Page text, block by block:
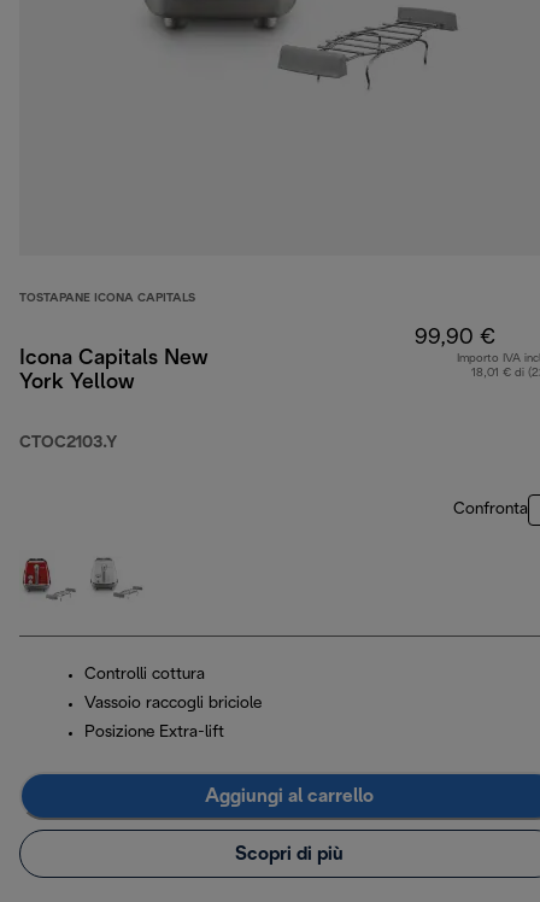
TOSTAPANE ICONA CAPITALS
Icona Capitals New
York Yellow
CTOC2103.Y
99,90 €
Importo IVA
18,01 € di
Confronta
Controlli cottura
Vassoio raccogli briciole
Posizione Extra-lift
Aggiungi al carrello
Scopri di più